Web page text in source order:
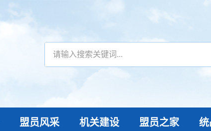
盟员风采 机关建设 盟员之家 统